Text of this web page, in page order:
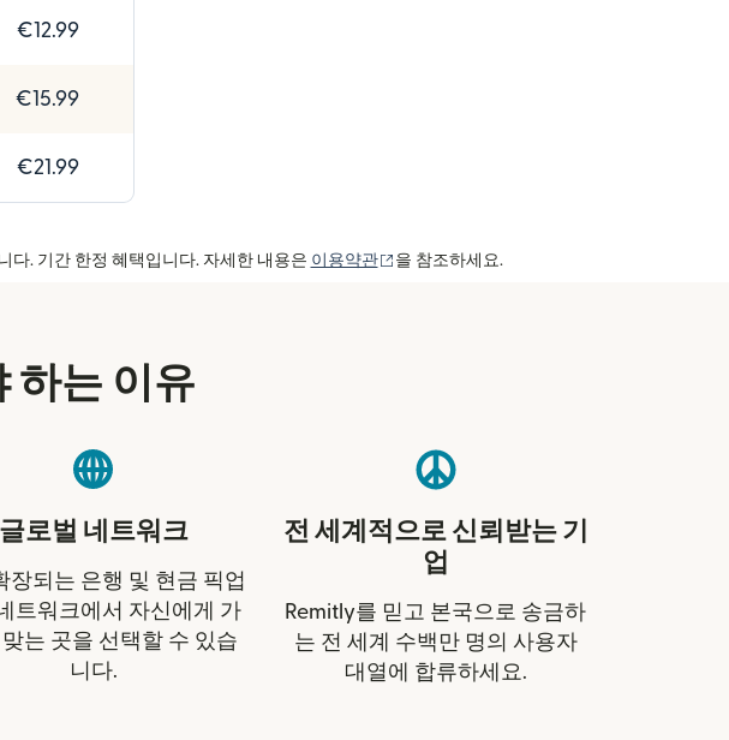
€12.99
€15.99
€21.99
다. 기간 한정 혜택입니다. 자세한 내용은 이용약관 (새 창에서 열림)
을 참조하세요.
하는 이유
글로벌 네트워크
장되는 은행 및 현금 픽업
트워크에서 자신에게 가
는 곳을 선택할 수 있습
니다.
전 세계적으로 신뢰받는 기
업
Remitly를 믿고 본국으로 송금하
는 전 세계 수백만 명의 사용자
대열에 합류하세요.